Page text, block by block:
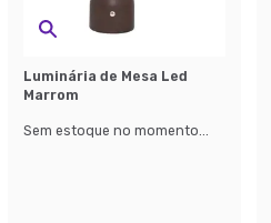
Luminária de Mesa Led
Marrom
Sem estoque no momento...